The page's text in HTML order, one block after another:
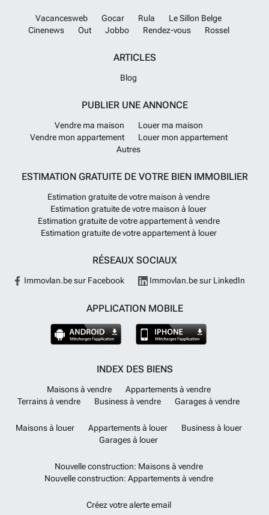
Vacancesweb Gocar Rula
Le Sillon Belge
Cinenews
Out Jobbo Rendez-vous Rossel
ARTICLES
Blog
PUBLIER UNE ANNONCE
Vendre ma maison
Louer ma maison
Vendre mon appartement
Louer mon appartement
Autres
ESTIMATION GRATUITE DE VOTRE BIEN IMMOBILIER
Estimation gratuite de votre maison à vendre
Estimation gratuite de votre maison à louer
Estimation gratuite de votre appartement à vendre
Estimation gratuite de votre appartement à louer
RÉSEAUX SOCIAUX
Immovlan.be sur Facebook Immovlan.be sur LinkedIn
APPLICATION MOBILE
INDEX DES BIENS
Maisons à vendre
Appartements à vendre
Terrains à vendre
Business à vendre Garages à vendre
Maisons à louer Appartements à louer
Business à louer
Garages à louer
Nouvelle construction: Maisons à vendre
Nouvelle construction: Appartements à vendre
Créez votre alerte email